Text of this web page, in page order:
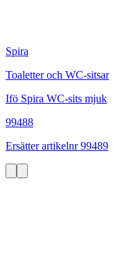
Spira
Toaletter och WC-sitsar
Ifö Spira WC-sits mjuk
99488
Ersätter artikelnr 99489